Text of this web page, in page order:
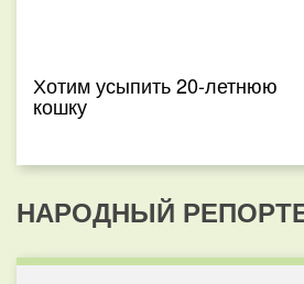
Хотим усыпить 20-летнюю
кошку
НАРОДНЫЙ